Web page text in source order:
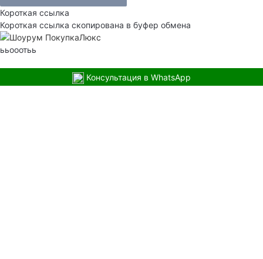
Короткая ссылка
Короткая ссылка скопирована в буфер обмена
ььооотьь
Консультация в WhatsApp